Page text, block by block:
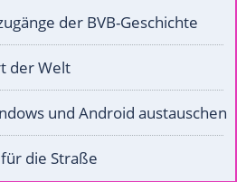
der BVB-Geschichte
der Welt
und Android austauschen
die Straße